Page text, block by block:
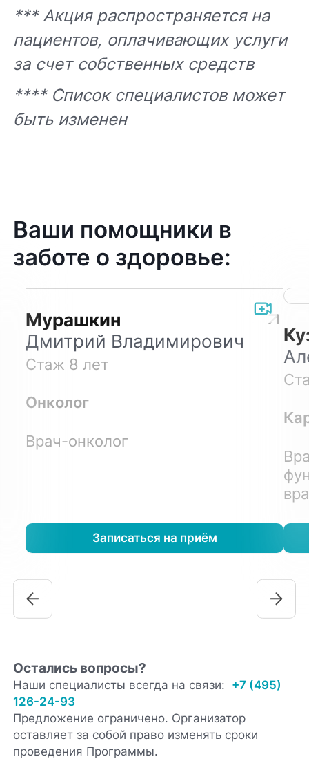
*** Акция распространяется на
пациентов, оплачивающих услуги
за счет собственных средств
**** Список специалистов может
быть изменен
Ваши помощники в
заботе о здоровье:
Мурашкин
Дмитрий Владимирович
Стаж 8 лет
Онколог
Врач-онколог
Записаться на приём
Остались вопросы?
Наши специалисты всегда на связи: +7 (495)
126-24-93
Предложение ограничено. Организатор
оставляет за собой право изменять сроки
проведения Программы.